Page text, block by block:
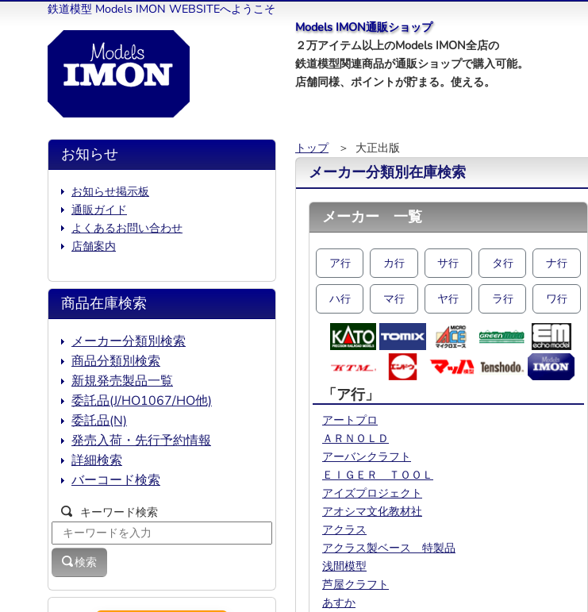
鉄道模型 Models IMON WEBSITEへようこそ
Models IMON通販ショップ
２万アイテム以上のModels IMON全店の
鉄道模型関連商品が通販ショップで購入可能。
店舗同様、ポイントが貯まる。使える。
トップ ＞ 大正出版
メーカー分類別在庫検索
メーカー 一覧
ア行 カ行 サ行 タ行 ナ行
ハ行 マ行 ヤ行 ラ行 ワ行
「ア行」
アートプロ
ＡＲＮＯＬＤ
アーバンクラフト
ＥＩＧＥＲ ＴＯＯＬ
アイズプロジェクト
アオシマ文化教材社
アクラス
アクラス製ベース 特製品
浅間模型
芦屋クラフト
あすか
お知らせ
お知らせ掲示板
通販ガイド
よくあるお問い合わせ
店舗案内
商品在庫検索
メーカー分類別検索
商品分類別検索
新規発売製品一覧
委託品(J/HO1067/HO他)
委託品(N)
発売入荷・先行予約情報
詳細検索
バーコード検索
キーワード検索
検索